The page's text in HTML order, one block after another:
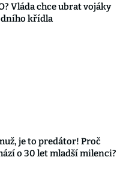
Vláda chce ubrat vojáky
křídla
je to predátor! Proč
o 30 let mladší milenci?